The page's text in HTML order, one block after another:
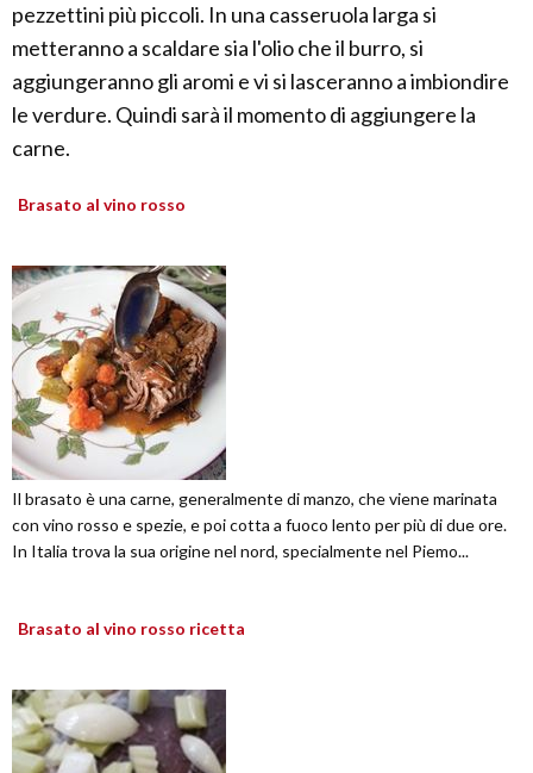
pezzettini più piccoli. In una casseruola larga si
metteranno a scaldare sia l'olio che il burro, si
aggiungeranno gli aromi e vi si lasceranno a imbiondire
le verdure. Quindi sarà il momento di aggiungere la
carne.
Brasato al vino rosso
Il brasato è una carne, generalmente di manzo, che viene marinata
con vino rosso e spezie, e poi cotta a fuoco lento per più di due ore.
In Italia trova la sua origine nel nord, specialmente nel Piemo...
Brasato al vino rosso ricetta